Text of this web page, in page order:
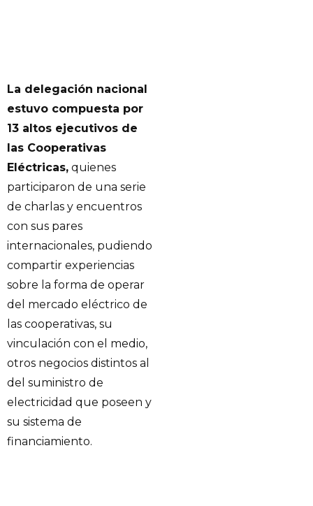
La delegación nacional
estuvo compuesta por
13 altos ejecutivos de
las Cooperativas
Eléctricas, quienes
participaron de una serie
de charlas y encuentros
con sus pares
internacionales, pudiendo
compartir experiencias
sobre la forma de operar
del mercado eléctrico de
las cooperativas, su
vinculación con el medio,
otros negocios distintos al
del suministro de
electricidad que poseen y
su sistema de
financiamiento.